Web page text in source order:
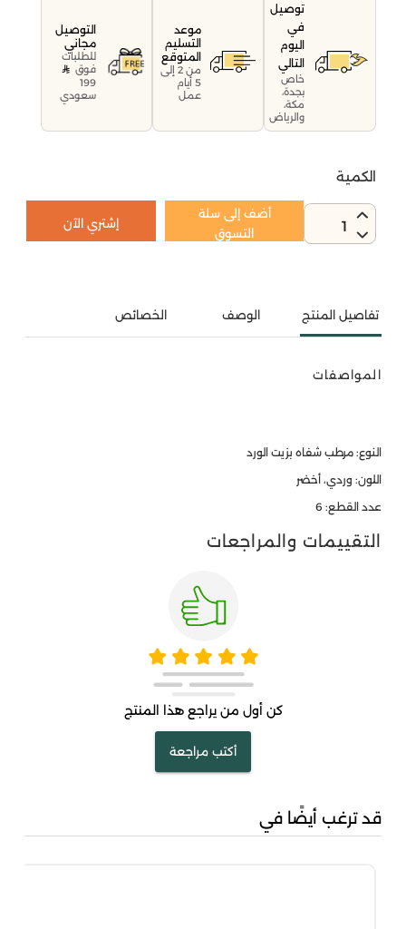
توصيل
في
اليوم
التالي
خاص
بجدة،
مكة،
والرياض
موعد
التسليم
المتوقع
من 2 إلى
5 أيام
عمل
التوصيل
مجاني
للطلبات
فوق
199
سعودي
الكمية
1
أضف إلى سلة
التسوق
إشتري الآن
تفاصيل المنتج الوصف الخصائص
المواصفات
النوع: مرطب شفاه بزيت الورد
اللون: وردي، أخضر
عدد القطع: 6
التقييمات والمراجعات
كن أول من يراجع هذا المنتج
أكتب مراجعة
قد ترغب أيضًا في